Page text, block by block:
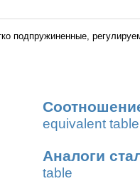
подпружиненные,
equivalent table
Аналоги
table